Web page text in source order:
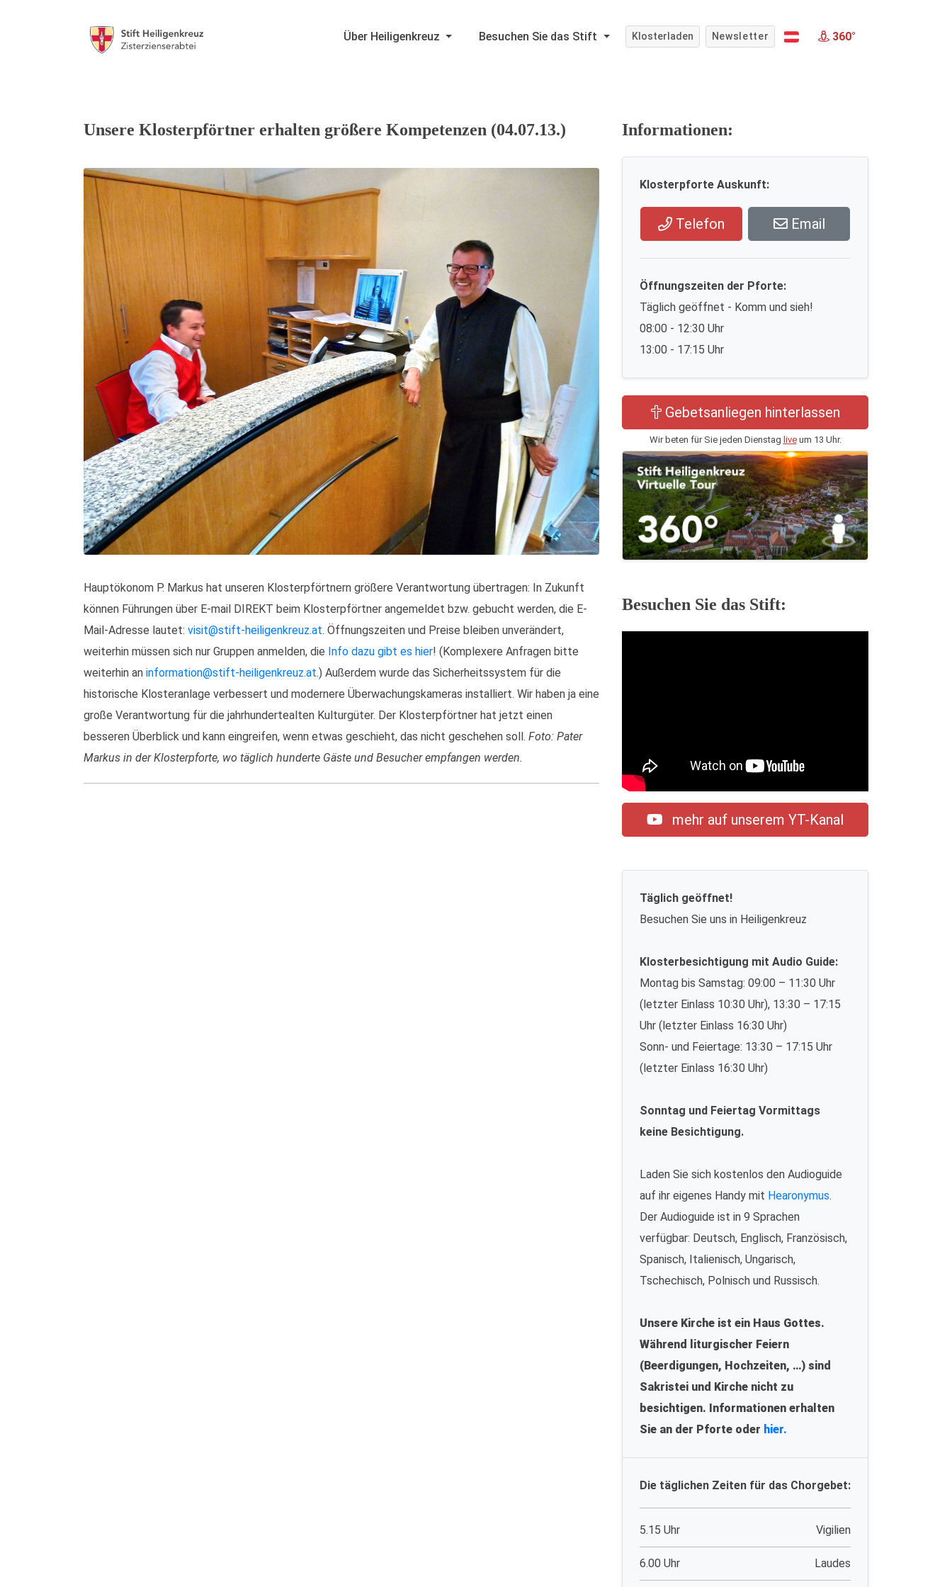
Über Heiligenkreuz Besuchen Sie das Stift Klosterladen Newsletter 360°
Unsere Klosterpförtner erhalten größere Kompetenzen (04.07.13.)
Hauptökonom P. Markus hat unseren Klosterpförtnern größere Verantwortung übertragen: In Zukunft
können Führungen über E-mail DIREKT beim Klosterpförtner angemeldet bzw. gebucht werden, die E-
Mail-Adresse lautet: visit@stift-heiligenkreuz.at. Öffnungszeiten und Preise bleiben unverändert,
weiterhin müssen sich nur Gruppen anmelden, die Info dazu gibt es hier! (Komplexere Anfragen bitte
weiterhin an information@stift-heiligenkreuz.at.) Außerdem wurde das Sicherheitssystem für die
historische Klosteranlage verbessert und modernere Überwachungskameras installiert. Wir haben ja eine
große Verantwortung für die jahrhundertealten Kulturgüter. Der Klosterpförtner hat jetzt einen
besseren Überblick und kann eingreifen, wenn etwas geschieht, das nicht geschehen soll. Foto: Pater
Markus in der Klosterpforte, wo täglich hunderte Gäste und Besucher empfangen werden.
Informationen:
Klosterpforte Auskunft:
Telefon Email
Öffnungszeiten der Pforte:
Täglich geöffnet - Komm und sieh!
08:00 - 12:30 Uhr
13:00 - 17:15 Uhr
Gebetsanliegen hinterlassen
Wir beten für Sie jeden Dienstag liveum 13 Uhr.
Besuchen Sie das Stift:
mehr auf unserem YT-Kanal
Täglich geöffnet!
Besuchen Sie uns in Heiligenkreuz
Klosterbesichtigung mit Audio Guide:
Montag bis Samstag: 09:00 – 11:30 Uhr
(letzter Einlass 10:30 Uhr), 13:30 – 17:15
Uhr (letzter Einlass 16:30 Uhr)
Sonn- und Feiertage: 13:30 – 17:15 Uhr
(letzter Einlass 16:30 Uhr)
Sonntag und Feiertag Vormittags
keine Besichtigung.
Laden Sie sich kostenlos den Audioguide
auf ihr eigenes Handy mit Hearonymus.
Der Audioguide ist in 9 Sprachen
verfügbar: Deutsch, Englisch, Französisch,
Spanisch, Italienisch, Ungarisch,
Tschechisch, Polnisch und Russisch.
Unsere Kirche ist ein Haus Gottes.
Während liturgischer Feiern
(Beerdigungen, Hochzeiten, …) sind
Sakristei und Kirche nicht zu
besichtigen. Informationen erhalten
Sie an der Pforte oder hier.
Die täglichen Zeiten für das Chorgebet:
5.15 Uhr Vigilien
6.00 Uhr Laudes